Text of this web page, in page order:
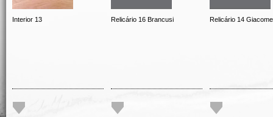
Interior 13 Relicário 16 Brancusi Relicário 14